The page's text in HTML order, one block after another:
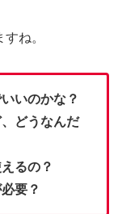
ね。
いのかな？
どうなんだ
るの？
要？